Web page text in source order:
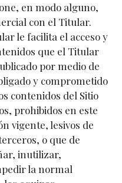
en modo alguno,
con el Titular.
le facilita el acceso y
que el Titular
por medio de
y comprometido
contenidos del Sitio
prohibidos en este
vigente, lesivos de
o que de
inutilizar,
la normal